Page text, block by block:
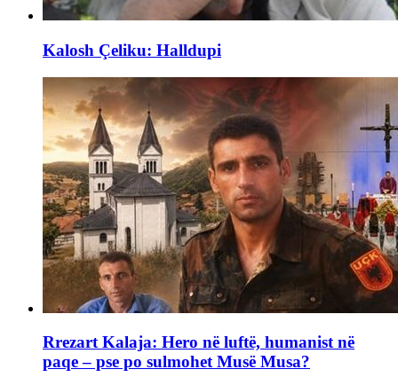
Kalosh Çeliku: Halldupi
Rrezart Kalaja: Hero në luftë, humanist në
paqe – pse po sulmohet Musë Musa?